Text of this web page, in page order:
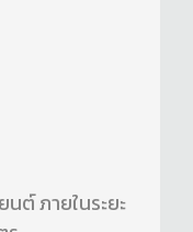
ต์ ภายในระยะ